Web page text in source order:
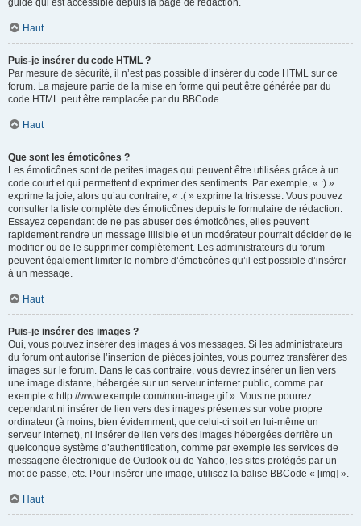
guide qui est accessible depuis la page de rédaction.
Haut
Puis-je insérer du code HTML ?
Par mesure de sécurité, il n’est pas possible d’insérer du code HTML sur ce
forum. La majeure partie de la mise en forme qui peut être générée par du
code HTML peut être remplacée par du BBCode.
Haut
Que sont les émoticônes ?
Les émoticônes sont de petites images qui peuvent être utilisées grâce à un
code court et qui permettent d’exprimer des sentiments. Par exemple, « :) »
exprime la joie, alors qu’au contraire, « :( » exprime la tristesse. Vous pouvez
consulter la liste complète des émoticônes depuis le formulaire de rédaction.
Essayez cependant de ne pas abuser des émoticônes, elles peuvent
rapidement rendre un message illisible et un modérateur pourrait décider de le
modifier ou de le supprimer complètement. Les administrateurs du forum
peuvent également limiter le nombre d’émoticônes qu’il est possible d’insérer
à un message.
Haut
Puis-je insérer des images ?
Oui, vous pouvez insérer des images à vos messages. Si les administrateurs
du forum ont autorisé l’insertion de pièces jointes, vous pourrez transférer des
images sur le forum. Dans le cas contraire, vous devrez insérer un lien vers
une image distante, hébergée sur un serveur internet public, comme par
exemple « http://www.exemple.com/mon-image.gif ». Vous ne pourrez
cependant ni insérer de lien vers des images présentes sur votre propre
ordinateur (à moins, bien évidemment, que celui-ci soit en lui-même un
serveur internet), ni insérer de lien vers des images hébergées derrière un
quelconque système d’authentification, comme par exemple les services de
messagerie électronique de Outlook ou de Yahoo, les sites protégés par un
mot de passe, etc. Pour insérer une image, utilisez la balise BBCode « [img] ».
Haut